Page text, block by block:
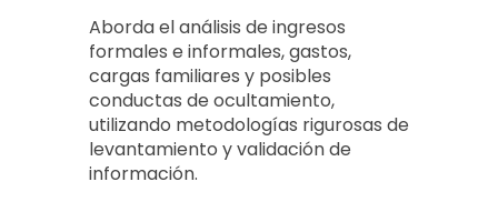
Aborda el análisis de ingresos
formales e informales, gastos,
cargas familiares y posibles
conductas de ocultamiento,
utilizando metodologías rigurosas de
levantamiento y validación de
información.